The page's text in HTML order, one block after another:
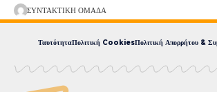
ΣΥΝΤΑΚΤΙΚΉ ΟΜΆΔΑ
ΤαυτότηταΠολιτική CookiesΠολιτική Απορρήτου &